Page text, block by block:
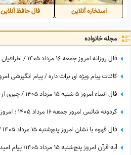
استخاره آنلاین فال حافظ آنلاین
مجله خانواده